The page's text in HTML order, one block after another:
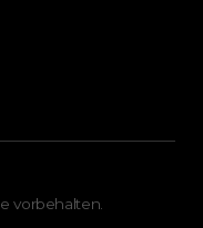
vorbehalten.